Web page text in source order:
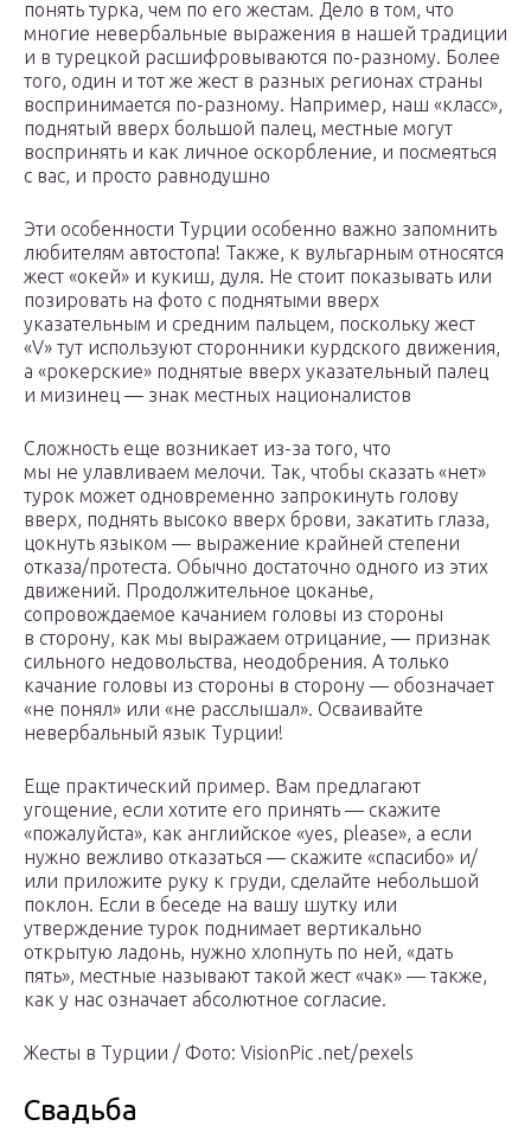
понять турка, чем по его жестам. Дело в том, что
многие невербальные выражения в нашей традиции
и в турецкой расшифровываются по-разному. Более
того, один и тот же жест в разных регионах страны
воспринимается по-разному. Например, наш «класс»,
поднятый вверх большой палец, местные могут
воспринять и как личное оскорбление, и посмеяться
с вас, и просто равнодушно
Эти особенности Турции особенно важно запомнить
любителям автостопа! Также, к вульгарным относятся
жест «окей» и кукиш, дуля. Не стоит показывать или
позировать на фото с поднятыми вверх
указательным и средним пальцем, поскольку жест
«V» тут используют сторонники курдского движения,
а «рокерские» поднятые вверх указательный палец
и мизинец — знак местных националистов
Сложность еще возникает из-за того, что
мы не улавливаем мелочи. Так, чтобы сказать «нет»
турок может одновременно запрокинуть голову
вверх, поднять высоко вверх брови, закатить глаза,
цокнуть языком — выражение крайней степени
отказа/протеста. Обычно достаточно одного из этих
движений. Продолжительное цоканье,
сопровождаемое качанием головы из стороны
в сторону, как мы выражаем отрицание, — признак
сильного недовольства, неодобрения. А только
качание головы из стороны в сторону — обозначает
«не понял» или «не расслышал». Осваивайте
невербальный язык Турции!
Еще практический пример. Вам предлагают
угощение, если хотите его принять — скажите
«пожалуйста», как английское «yes, please», а если
нужно вежливо отказаться — скажите «спасибо» и/
или приложите руку к груди, сделайте небольшой
поклон. Если в беседе на вашу шутку или
утверждение турок поднимает вертикально
открытую ладонь, нужно хлопнуть по ней, «дать
пять», местные называют такой жест «чак» — также,
как у нас означает абсолютное согласие.
Жесты в Турции / Фото: VisionPic .net/pexels
Свадьба